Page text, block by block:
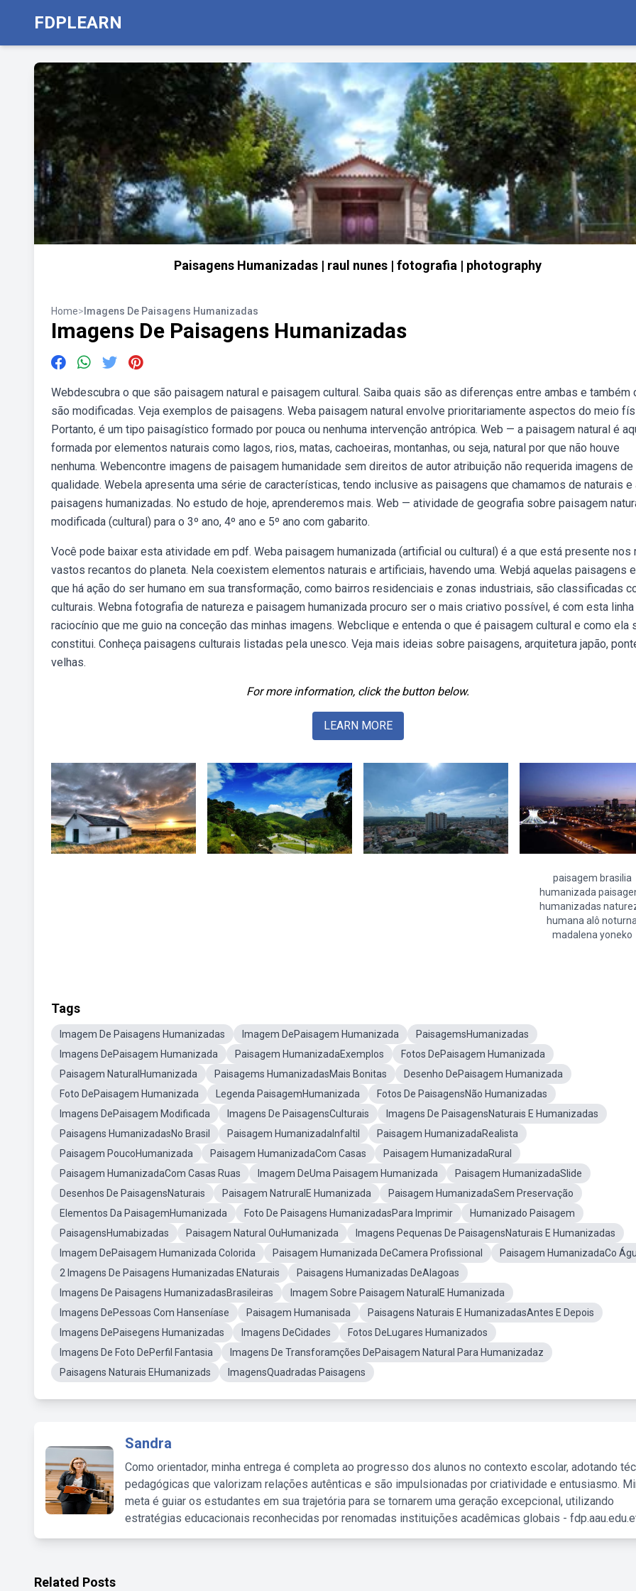
FDPLEARN
Paisagens Humanizadas | raul nunes | fotografia | photography
Home> Imagens De Paisagens Humanizadas
Imagens De Paisagens Humanizadas
Webdescubra o que são paisagem natural e paisagem cultural. Saiba quais são as diferenças entre ambas e também
são modificadas. Veja exemplos de paisagens. Weba paisagem natural envolve prioritariamente aspectos do meio
Portanto, é um tipo paisagístico formado por pouca ou nenhuma intervenção antrópica. Web — a paisagem natural é
formada por elementos naturais como lagos, rios, matas, cachoeiras, montanhas, ou seja, natural por que não houve
nenhuma. Webencontre imagens de paisagem humanidade sem direitos de autor atribuição não requerida imagens de
qualidade. Webela apresenta uma série de características, tendo inclusive as paisagens que chamamos de naturais e
paisagens humanizadas. No estudo de hoje, aprenderemos mais. Web — atividade de geografia sobre paisagem
modificada (cultural) para o 3º ano, 4º ano e 5º ano com gabarito.
Você pode baixar esta atividade em pdf. Weba paisagem humanizada (artificial ou cultural) é a que está presente nos
vastos recantos do planeta. Nela coexistem elementos naturais e artificiais, havendo uma. Webjá aquelas paisagens
que há ação do ser humano em sua transformação, como bairros residenciais e zonas industriais, são classificadas
culturais. Webna fotografia de natureza e paisagem humanizada procuro ser o mais criativo possível, é com esta
raciocínio que me guio na conceção das minhas imagens. Webclique e entenda o que é paisagem cultural e como ela
constitui. Conheça paisagens culturais listadas pela unesco. Veja mais ideias sobre paisagens, arquitetura japão,
velhas.
For more information, click the button below.
LEARN MORE
paisagem brasilia
humanizada
humanizadas
humana alô
madalena yoneko
Tags
Imagem De Paisagens Humanizadas Imagem DePaisagem Humanizada
PaisagemsHumanizadas
Imagens DePaisagem Humanizada
Paisagem HumanizadaExemplos
Fotos DePaisagem Humanizada
Paisagem NaturalHumanizada
Paisagems HumanizadasMais Bonitas
Desenho DePaisagem Humanizada
Foto DePaisagem Humanizada
Legenda PaisagemHumanizada
Fotos De PaisagensNão Humanizadas
Imagens DePaisagem Modificada
Imagens De PaisagensCulturais
Imagens De PaisagensNaturais E Humanizadas
Paisagens HumanizadasNo Brasil
Paisagem HumanizadaInfaltil
Paisagem HumanizadaRealista
Paisagem PoucoHumanizada
Paisagem HumanizadaCom Casas
Paisagem HumanizadaRural
Paisagem HumanizadaCom Casas Ruas
Imagem DeUma Paisagem Humanizada
Paisagem HumanizadaSlide
Desenhos De PaisagensNaturais
Paisagem NatruralE Humanizada
Paisagem HumanizadaSem Preservação
Elementos Da PaisagemHumanizada
Foto De Paisagens HumanizadasPara Imprimir
Humanizado Paisagem
PaisagensHumabizadas
Paisagem Natural OuHumanizada
Imagens Pequenas De PaisagensNaturais E Humanizadas
Imagem DePaisagem Humanizada Colorida
Paisagem Humanizada DeCamera Profissional
Paisagem HumanizadaCo
2 Imagens De Paisagens Humanizadas ENaturais
Paisagens Humanizadas DeAlagoas
Imagens De Paisagens HumanizadasBrasileiras
Imagem Sobre Paisagem NaturalE Humanizada
Imagens DePessoas Com Hanseníase
Paisagem Humanisada
Paisagens Naturais E HumanizadasAntes E Depois
Imagens DePaisegens Humanizadas
Imagens DeCidades
Fotos DeLugares Humanizados
Imagens De Foto DePerfil Fantasia
Imagens De Transforamções DePaisagem Natural Para Humanizadaz
Paisagens Naturais EHumanizads
ImagensQuadradas Paisagens
Sandra
Como orientador, minha entrega é completa ao progresso dos alunos no contexto escolar, adotando
pedagógicas que valorizam relações autênticas e são impulsionadas por criatividade e entusiasmo.
meta é guiar os estudantes em sua trajetória para se tornarem uma geração excepcional, utilizando
estratégias educacionais reconhecidas por renomadas instituições acadêmicas globais -
Related Posts